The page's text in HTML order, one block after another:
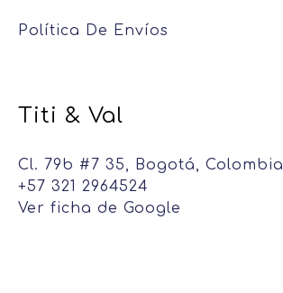
Política De Envíos
Titi & Val
Cl. 79b #7 35, Bogotá, Colombia
+57 321 2964524
Ver ficha de Google